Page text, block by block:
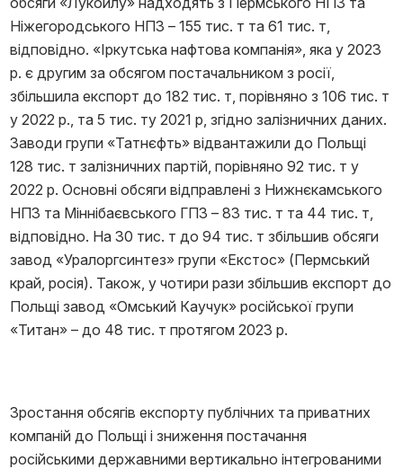
Ніжегородського НПЗ – 155 тис. т та 61 тис. т,
відповідно. «Іркутська нафтова компанія», яка у 2023
р. є другим за обсягом постачальником з росії,
збільшила експорт до 182 тис. т, порівняно з 106 тис. т
у 2022 р., та 5 тис. ту 2021 р, згідно залізничних даних.
Заводи групи «Татнєфть» відвантажили до Польщі
128 тис. т залізничних партій, порівняно 92 тис. т у
2022 р. Основні обсяги відправлені з Нижнєкамського
НПЗ та Міннібаєвського ГПЗ – 83 тис. т та 44 тис. т,
відповідно. На 30 тис. т до 94 тис. т збільшив обсяги
завод «Уралоргсинтез» групи «Екстос» (Пермський
край, росія). Також, у чотири рази збільшив експорт до
Польщі завод «Омський Каучук» російської групи
«Титан» – до 48 тис. т протягом 2023 р.
Зростання обсягів експорту публічних та приватних
компаній до Польщі і зниження постачання
російськими державними вертикально інтегрованими